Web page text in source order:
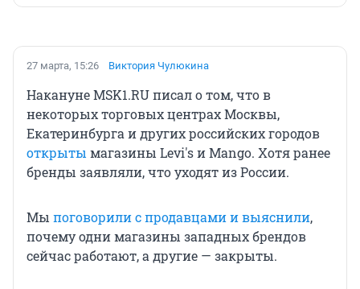
27 марта, 15:26 Виктория Чулюкина
Накануне MSK1.RU писал о том, что в
некоторых торговых центрах Москвы,
Екатеринбурга и других российских городов
открыты магазины Levi's и Mango. Хотя ранее
бренды заявляли, что уходят из России.
Мы поговорили с продавцами и выяснили,
почему одни магазины западных брендов
сейчас работают, а другие — закрыты.